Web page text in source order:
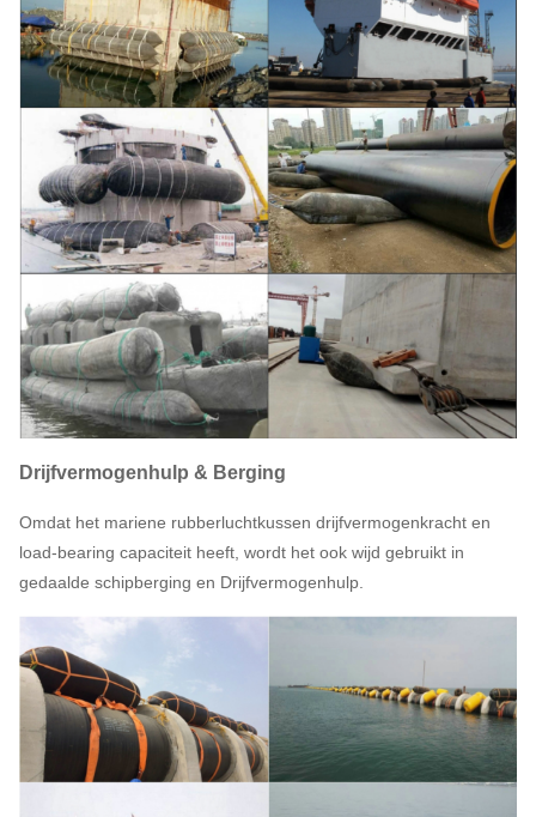
Drijfvermogenhulp & Berging
Omdat het mariene rubberluchtkussen drijfvermogenkracht en
load-bearing capaciteit heeft, wordt het ook wijd gebruikt in
gedaalde schipberging en Drijfvermogenhulp.